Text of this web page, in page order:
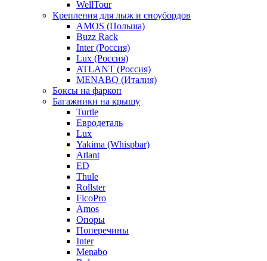
WellTour
Крепления для лыж и сноубордов
AMOS (Польша)
Buzz Rack
Inter (Россия)
Lux (Россия)
ATLANT (Россия)
MENABO (Италия)
Боксы на фаркоп
Багажники на крышу
Turtle
Евродеталь
Lux
Yakima (Whispbar)
Atlant
ED
Thule
Rollster
FicoPro
Amos
Опоры
Поперечины
Inter
Menabo